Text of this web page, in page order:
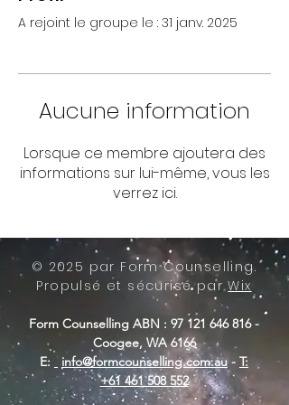
A rejoint le groupe le : 31 janv. 2025
Aucune information
Lorsque ce membre ajoutera des
informations sur lui-même, vous les
verrez ici.
© 2025 par Form Counselling.
Propulsé et sécurisé parWix
Form Counselling ABN : 97 121 646 816-
Coogee, WA 6166
E:
info@formcounselling.com.au - T:
+61 461 508 552